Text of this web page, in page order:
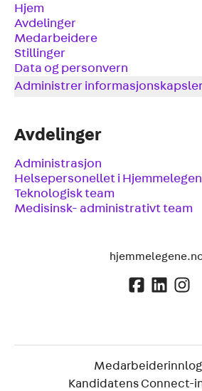
Hjem
Avdelinger
Medarbeidere
Stillinger
Data og personvern
Administrer
Avdelinger
Administrasjon
Helsepersonellet i
Teknologisk team
Medisinsk- administrativt team
Kandidatens Connect-